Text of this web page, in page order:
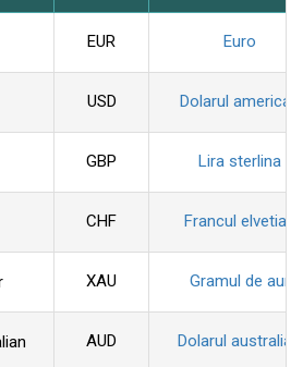
EUR Euro
USD Dolarul american
GBP Lira sterlina
CHF Francul elvetian
XAU Gramul de aur
AUD Dolarul australian